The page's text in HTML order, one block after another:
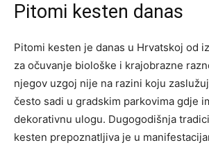
Pitomi kesten danas
Pitomi kesten je danas u Hrvatskoj od
za očuvanje biološke i krajobrazne
njegov uzgoj nije na razini koju
često sadi u gradskim parkovima gdje
dekorativnu ulogu. Dugogodišnja
kesten prepoznatljiva je u